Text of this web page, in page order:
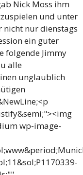
Nick Moss ihm
und unter
nicht nur dienstags
ein guter
folgende Jimmy
alle
unglaublich
wp-image-